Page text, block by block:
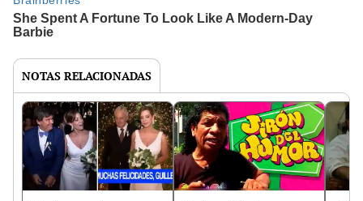
NOTAS RELACIONADAS